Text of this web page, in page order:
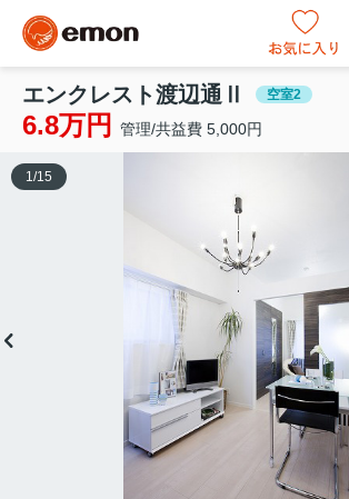
エンクレスト渡辺通Ⅱ 空室2
6.8万円 管理/共益費 5,000円
1 /15